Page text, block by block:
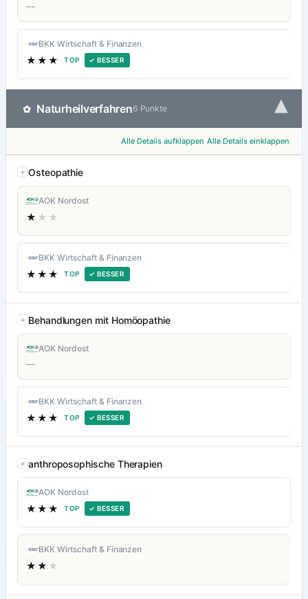
—
BKK Wirtschaft & Finanzen
★★★ TOP ✓ BESSER
✿ Naturheilverfahren6 Punkte ▾
Alle Details aufklappen Alle Details einklappen
Osteopathie
AOK Nordost
★ ★★
BKK Wirtschaft & Finanzen
★★★ TOP ✓ BESSER
Behandlungen mit Homöopathie
AOK Nordost
—
BKK Wirtschaft & Finanzen
★★★ TOP ✓ BESSER
anthroposophische Therapien
AOK Nordost
★★★ TOP ✓ BESSER
BKK Wirtschaft & Finanzen
★★ ★